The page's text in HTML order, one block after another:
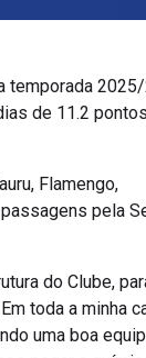
temporada
de 11.2
Flamengo,
pela
do Clube,
toda a minha
uma boa